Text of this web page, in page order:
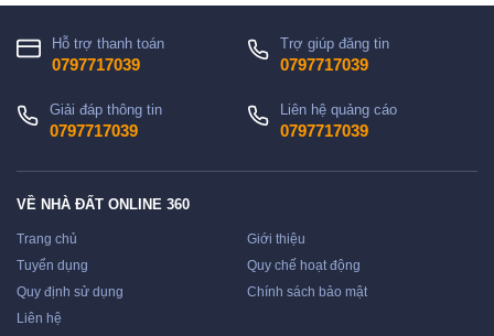
Hỗ trợ thanh toán
0797717039
Trợ giúp đăng tin
0797717039
Giải đáp thông tin
0797717039
Liên hệ quảng cáo
0797717039
VỀ NHÀ ĐẤT ONLINE 360
Trang chủ
Giới thiệu
Tuyển dụng
Quy chế hoạt động
Quy định sử dụng
Chính sách bảo mật
Liên hệ